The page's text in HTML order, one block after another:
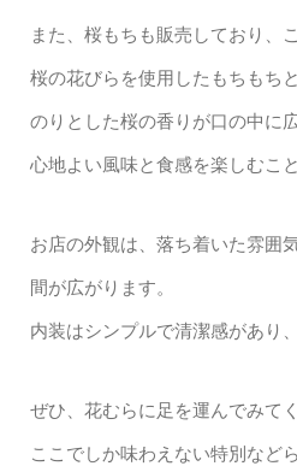
また、桜もちも販売しており、
桜の花びらを使用したもちもち
のりとした桜の香りが口の中に
心地よい風味と食感を楽しむこ
お店の外観は、落ち着いた雰囲
間が広がります。
内装はシンプルで清潔感があり
ぜひ、花むらに足を運んでみて
ここでしか味わえない特別など